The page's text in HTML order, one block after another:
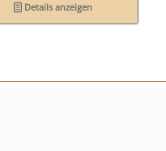
Details anzeigen